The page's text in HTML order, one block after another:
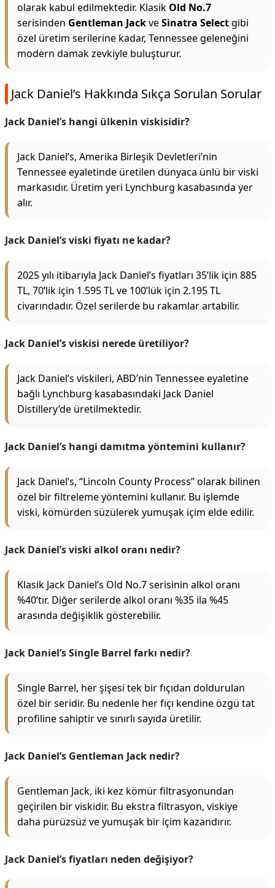
olarak kabul edilmektedir. Klasik Old No.7
serisinden Gentleman JackveSinatra Selectgibi
özel üretim serilerine kadar, Tennessee geleneğini
modern damak zevkiyle buluşturur.
Jack Daniel’s Hakkında Sıkça Sorulan Sorular
Jack Daniel’s hangi ülkenin viskisidir?
Jack Daniel’s, Amerika Birleşik Devletleri’nin
Tennessee eyaletinde üretilen dünyaca ünlü bir viski
markasıdır. Üretim yeri Lynchburg kasabasında yer
alır.
Jack Daniel’s viski fiyatı ne kadar?
2025 yılı itibarıyla Jack Daniel’s fiyatları 35’lik için 885
TL, 70’lik için 1.595 TL ve 100’lük için 2.195 TL
civarındadır. Özel serilerde bu rakamlar artabilir.
Jack Daniel’s viskisi nerede üretiliyor?
Jack Daniel’s viskileri, ABD’nin Tennessee eyaletine
bağlı Lynchburg kasabasındaki Jack Daniel
Distillery’de üretilmektedir.
Jack Daniel’s hangi damıtma yöntemini kullanır?
Jack Daniel’s, “Lincoln County Process” olarak bilinen
özel bir filtreleme yöntemini kullanır. Bu işlemde
viski, kömürden süzülerek yumuşak içim elde edilir.
Jack Daniel’s viski alkol oranı nedir?
Klasik Jack Daniel’s Old No.7 serisinin alkol oranı
%40’tır. Diğer serilerde alkol oranı %35 ila %45
arasında değişiklik gösterebilir.
Jack Daniel’s Single Barrel farkı nedir?
Single Barrel, her şişesi tek bir fıçıdan doldurulan
özel bir seridir. Bu nedenle her fıçı kendine özgü tat
profiline sahiptir ve sınırlı sayıda üretilir.
Jack Daniel’s Gentleman Jack nedir?
Gentleman Jack, iki kez kömür filtrasyonundan
geçirilen bir viskidir. Bu ekstra filtrasyon, viskiye
daha pürüzsüz ve yumuşak bir içim kazandırır.
Jack Daniel’s fiyatları neden değişiyor?